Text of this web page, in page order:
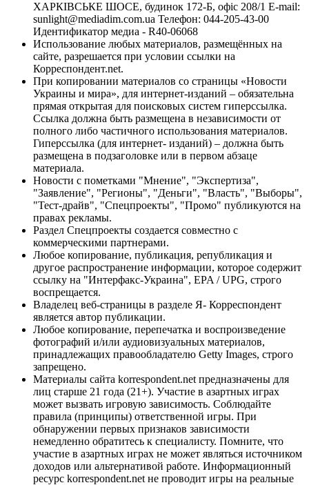
ХАРКІВСЬКЕ ШОСЕ, будинок 172-Б, офіс 208/1 E-mail:
sunlight@mediadim.com.ua Телефон: 044-205-43-00
Идентификатор медиа - R40-06068
Использование любых материалов, размещённых на
сайте, разрешается при условии ссылки на
Корреспондент.net.
При копировании материалов со страницы «Новости
Украины и мира», для интернет-изданий – обязательна
прямая открытая для поисковых систем гиперссылка.
Ссылка должна быть размещена в независимости от
полного либо частичного использования материалов.
Гиперссылка (для интернет- изданий) – должна быть
размещена в подзаголовке или в первом абзаце
материала.
Новости с пометками "Мнение", "Экспертиза",
"Заявление", "Регионы", "Деньги", "Власть", "Выборы",
"Тест-драйв", "Спецпроекты", "Промо" публикуются на
правах рекламы.
Раздел Спецпроекты создается совместно с
коммерческими партнерами.
Любое копирование, публикация, републикация и
другое распространение информации, которое содержит
ссылку на "Интерфакс-Украина", EPA / UPG, строго
воспрещается.
Владелец веб-страницы в разделе Я- Корреспондент
является автор публикации.
Любое копирование, перепечатка и воспроизведение
фотографий и/или аудиовизуальных материалов,
принадлежащих правообладателю Getty Images, строго
запрещено.
Материалы сайта korrespondent.net предназначены для
лиц старше 21 года (21+). Участие в азартных играх
может вызвать игровую зависимость. Соблюдайте
правила (принципы) ответственной игры. При
обнаружении первых признаков зависимости
немедленно обратитесь к специалисту. Помните, что
участие в азартных играх не может являться источником
доходов или альтернативой работе. Информационный
ресурс korrespondent.net не проводит игры на реальные